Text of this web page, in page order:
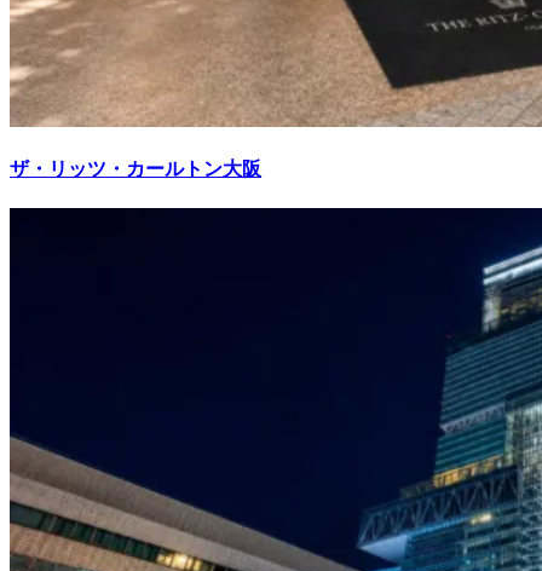
ザ・リッツ・カールトン大阪